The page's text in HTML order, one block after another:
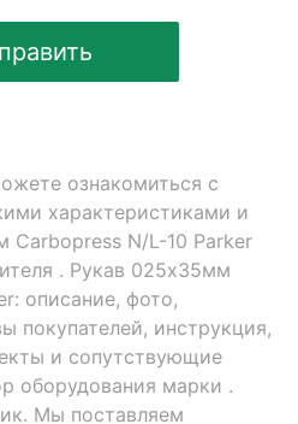
ознакомиться с
характеристиками и
Carbopress N/L-10 Parker
. Рукав 025x35мм
описание, фото,
покупателей, инструкция,
и сопутствующие
оборудования марки .
Мы поставляем